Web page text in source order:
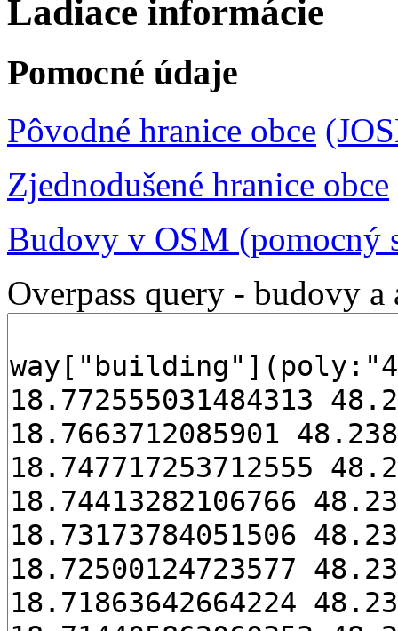
Ladiace informácie
Pomocné údaje
Pôvodné hranice obce
Zjednodušené hranice obce
Budovy v OSM (pomocný
Overpass query - budovy a